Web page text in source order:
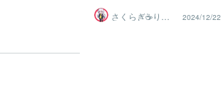
んで写真撮るためにお店探して
Aさん「だっさぁいい写真じゃ
さくらぎ☕りょ
う⛎癒やし電話
2024/12/22